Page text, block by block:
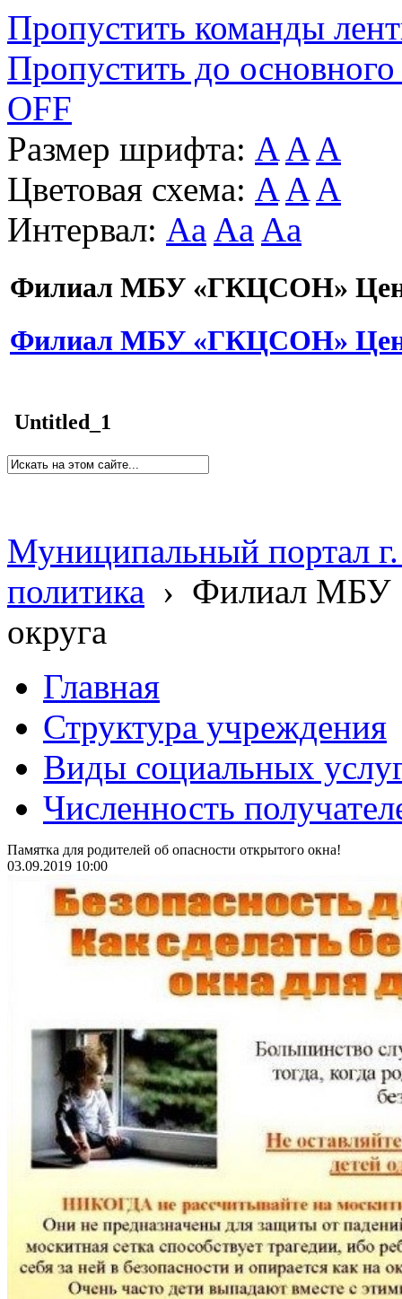
Пропустить команды
Пропустить до основного
OFF
Размер шрифта: A A A
Цветовая схема: A A A
Интервал: Aa Aa Aa
Филиал МБУ «ГКЦСОН»
Филиал МБУ «ГКЦСОН»
Untitled_1
Муниципальный портал
политика › Филиал МБУ
округа
Главная
Структура учреждения
Виды социальных
Численность
Памятка для родителей об опасности открытого окна!
03.09.2019 10:00